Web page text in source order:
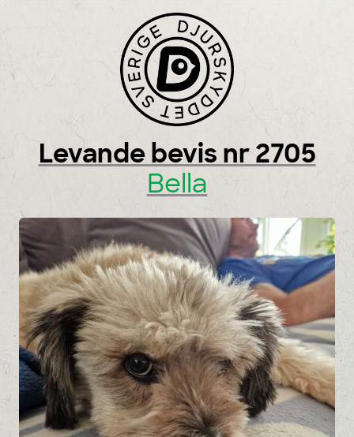
Levande bevis nr 2705
Bella